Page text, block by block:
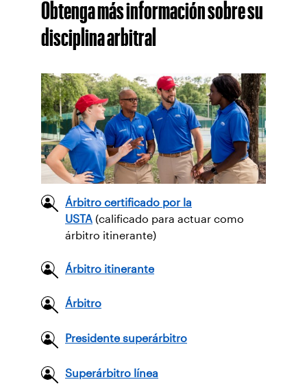
Obtenga más información sobre su
disciplina arbitral
Árbitro certificado por la
USTA (calificado para actuar como
árbitro itinerante)
Árbitro itinerante
Árbitro
Presidente superárbitro
Superárbitro línea